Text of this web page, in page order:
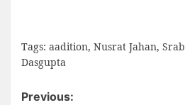
Tags: aadition, Nusrat Jahan,
Dasgupta
Previous: